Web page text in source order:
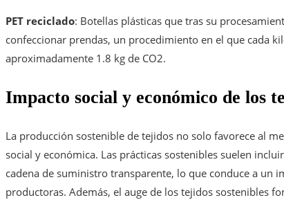
PET reciclado: Botellas plásticas que tras su
confeccionar prendas, un procedimiento en el que cada
aproximadamente 1.8 kg de CO2.
Impacto social y económico de los
La producción sostenible de tejidos no solo favorece al
social y económica. Las prácticas sostenibles suelen
cadena de suministro transparente, lo que conduce a un
productoras. Además, el auge de los tejidos sostenibles